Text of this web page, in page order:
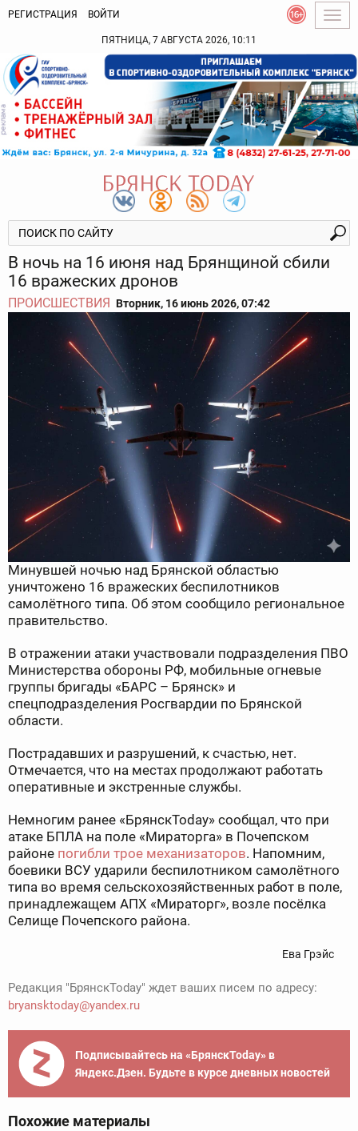
РЕГИСТРАЦИЯ ВОЙТИ
ПЯТНИЦА, 7 АВГУСТА 2026, 10:11
В ночь на 16 июня над Брянщиной сбили
16 вражеских дронов
ПРОИСШЕСТВИЯ Вторник, 16 июнь 2026, 07:42
Минувшей ночью над Брянской областью
уничтожено 16 вражеских беспилотников
самолётного типа. Об этом сообщило региональное
правительство.
В отражении атаки участвовали подразделения ПВО
Министерства обороны РФ, мобильные огневые
группы бригады «БАРС – Брянск» и
спецподразделения Росгвардии по Брянской
области.
Пострадавших и разрушений, к счастью, нет.
Отмечается, что на местах продолжают работать
оперативные и экстренные службы.
Немногим ранее «БрянскToday» сообщал, что при
атаке БПЛА на поле «Мираторга» в Почепском
районе погибли трое механизаторов. Напомним,
боевики ВСУ ударили беспилотником самолётного
типа во время сельскохозяйственных работ в поле,
принадлежащем АПХ «Мираторг», возле посёлка
Селище Почепского района.
Ева Грэйс
Редакция "БрянскToday" ждет ваших писем по адресу:
bryansktoday@yandex.ru
Подписывайтесь на «БрянскToday» в
Яндекс.Дзен. Будьте в курсе дневных новостей
Похожие материалы